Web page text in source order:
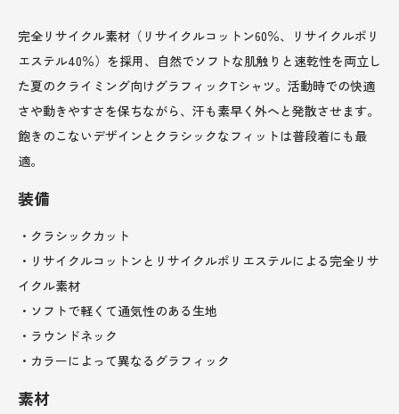
完全リサイクル素材（リサイクルコットン60％、リサイクルポリ
エステル40％）を採用、自然でソフトな肌触りと速乾性を両立し
た夏のクライミング向けグラフィックTシャツ。活動時での快適
さや動きやすさを保ちながら、汗も素早く外へと発散させます。
飽きのこないデザインとクラシックなフィットは普段着にも最
適。
装備
・クラシックカット
・リサイクルコットンとリサイクルポリエステルによる完全リサ
イクル素材
・ソフトで軽くて通気性のある生地
・ラウンドネック
・カラーによって異なるグラフィック
素材